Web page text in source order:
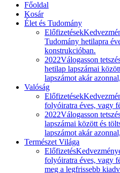
Főoldal
Kosár
Élet és Tudomány
Előfizetések
Tudomány hetilapra
konstrukcióban.
2022Válogasson
hetilap lapszámai
lapszámot akár
Valóság
Előfizetések
folyóiratra éves, vagy
2022Válogasson
lapszámai között és
lapszámot akár
Természet Világa
Előfizetés
folyóiratra éves, vagy
meg a legfrissebb